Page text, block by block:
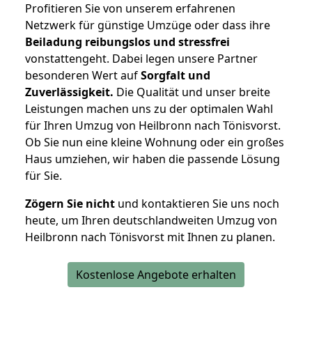
Profitieren Sie von unserem erfahrenen
Netzwerk für günstige Umzüge oder dass ihre
Beiladung reibungslos und stressfrei
vonstattengeht. Dabei legen unsere Partner
besonderen Wert aufSorgfalt und
Zuverlässigkeit. Die Qualität und unser breite
Leistungen machen uns zu der optimalen Wahl
für Ihren Umzug von Heilbronn nach Tönisvorst.
Ob Sie nun eine kleine Wohnung oder ein großes
Haus umziehen, wir haben die passende Lösung
für Sie.
Zögern Sie nicht und kontaktieren Sie uns noch
heute, um Ihren deutschlandweiten Umzug von
Heilbronn nach Tönisvorst mit Ihnen zu planen.
Kostenlose Angebote erhalten